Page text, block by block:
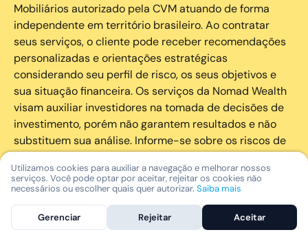
Mobiliários autorizado pela CVM atuando de forma
independente em território brasileiro. Ao contratar
seus serviços, o cliente pode receber recomendações
personalizadas e orientações estratégicas
considerando seu perfil de risco, os seus objetivos e
sua situação financeira. Os serviços da Nomad Wealth
visam auxiliar investidores na tomada de decisões de
investimento, porém não garantem resultados e não
substituem sua análise. Informe-se sobre os riscos de
cada investimento e invista com responsabilidade.
As marcas registradas, logotipos e marcas de serviço
que aparecem nos Serviços, incluindo, mas não se
limitando à marca registrada “Nomad” são marcas
Utilizamos cookies para auxiliar a navegação e melhorar nossos
serviços. Você pode optar por aceitar, rejeitar os cookies não
necessários ou escolher quais quer autorizar. Saiba mais
Gerenciar Rejeitar Aceitar